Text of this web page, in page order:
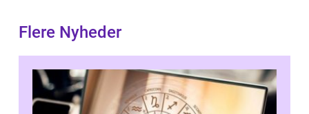
Flere Nyheder